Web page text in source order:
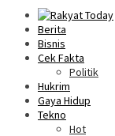
Berita
Bisnis
Cek Fakta
Politik
Hukrim
Gaya Hidup
Tekno
Hot